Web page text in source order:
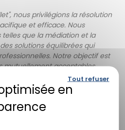
nous privilégions la résolution
et efficace. Nous
que la médiation et la
solutions équilibrées qui
Notre objectif est
mutuellement acceptables,
judiciaires longues et coûteuses.
"Stéphanie Vignollet"
du travail à Carcans ?
Tout refuser